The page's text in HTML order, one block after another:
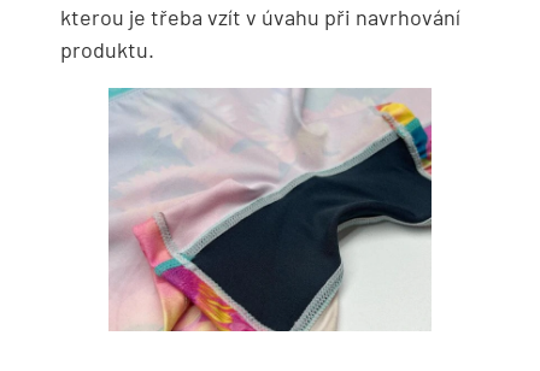
kterou je třeba vzít v úvahu při navrhování
produktu.